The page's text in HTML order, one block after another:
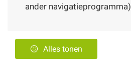
ander navigatieprogramma)
Alles tonen